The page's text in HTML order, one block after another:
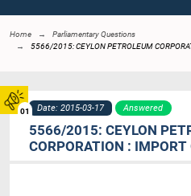
01
Home
Parliamentary Questions
5566/2015: CEYLON PETROLEUM
Date: 2015-03-17 Answered
5566/2015: CEYLON
CORPORATION : IMPORT